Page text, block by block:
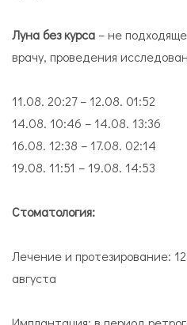
Луна без курса – не
врачу, проведения
11.08. 20:27 – 12.08. 01:52
14.08. 10:46 – 14.08. 13:36
16.08. 12:38 – 17.08. 02:14
19.08. 11:51 – 19.08. 14:53
Стоматология:
Лечение и протезирование:
августа